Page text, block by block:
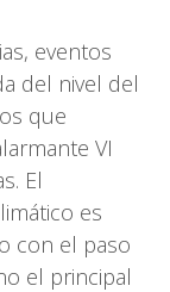
eventos
del nivel del
que
VI
El
es
con el paso
el principal